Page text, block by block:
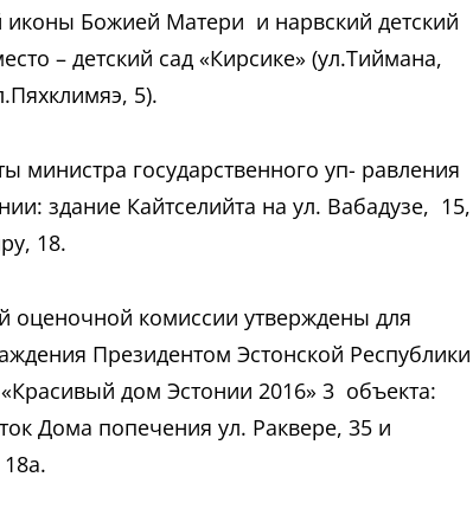
Божией Матери и нарвский детский
– детский сад «Кирсике» (ул.Тиймана,
5).
министра государственного уп- равления
здание Кайтселийта на ул. Вабадузе, 15,
18.
оценочной комиссии утверждены для
Президентом Эстонской Республики
дом Эстонии 2016» 3 объекта:
Дома попечения ул. Раквере, 35 и